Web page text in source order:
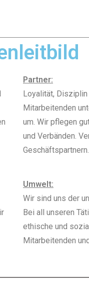
Partner:
Loyalität, Disziplin
Mitarbeitenden
um. Wir pflegen
und Verbänden.
Geschäftspartnern.
Umwelt:
Wir sind uns der
Bei all unseren
ethische und
Mitarbeitenden